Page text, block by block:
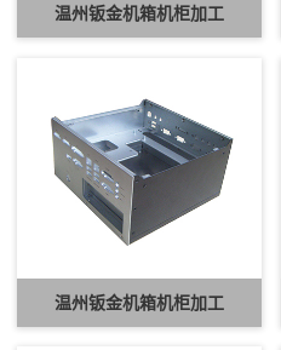
温州钣金机箱机柜加工
温州钣金机箱机柜加工